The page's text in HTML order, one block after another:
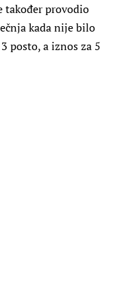
također provodio
kada nije bilo
posto, a iznos za 5